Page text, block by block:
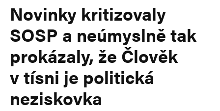
Novinky kritizovaly
SOSP a neúmyslně tak
prokázaly, že Člověk
v tísni je politická
neziskovka